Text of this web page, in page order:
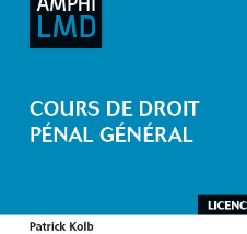
Marjorie Aillaud